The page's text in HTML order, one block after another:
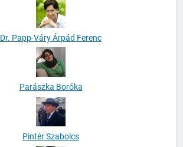
Dr. Papp-Váry Árpád Ferenc
Parászka Boróka
Pintér Szabolcs